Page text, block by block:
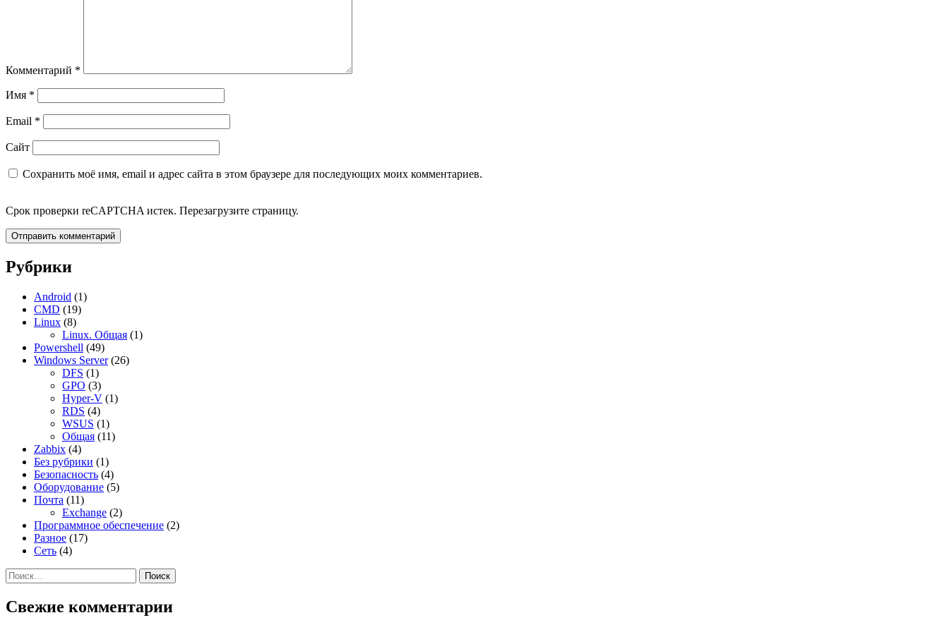
Комментарий *
Имя *
Email *
Сайт
Сохранить моё имя, email и адрес сайта в этом браузере для последующих моих комментариев.
Срок проверки reCAPTCHA истек. Перезагрузите страницу.
Записки администратора
Рубрики
Android (1)
CMD (19)
Linux (8)
Linux. Общая (1)
Powershell (49)
Windows Server(26)
DFS (1)
GPO (3)
Hyper-V (1)
RDS (4)
WSUS (1)
Общая (11)
Zabbix (4)
Без рубрики (1)
Безопасность (4)
Оборудование (5)
Почта (11)
Exchange (2)
Программное обеспечение (2)
Разное (17)
Сеть (4)
Найти:
Свежие комментарии